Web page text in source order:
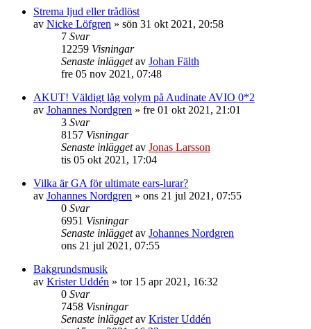
Strema ljud eller trådlöst
av Nicke Löfgren » sön 31 okt 2021, 20:58
7 Svar
12259 Visningar
Senaste inläggetav Johan Fälth
fre 05 nov 2021, 07:48
AKUT! Väldigt låg volym på Audinate AVIO 0*2
av Johannes Nordgren » fre 01 okt 2021, 21:01
3 Svar
8157 Visningar
Senaste inläggetav Jonas Larsson
tis 05 okt 2021, 17:04
Vilka är GA för ultimate ears-lurar?
av Johannes Nordgren » ons 21 jul 2021, 07:55
0 Svar
6951 Visningar
Senaste inläggetav Johannes Nordgren
ons 21 jul 2021, 07:55
Bakgrundsmusik
av Krister Uddén » tor 15 apr 2021, 16:32
0 Svar
7458 Visningar
Senaste inläggetav Krister Uddén